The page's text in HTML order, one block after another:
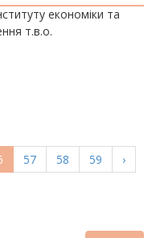
економіки та
т.в.о.
Page
57 Page
58 Page
59
›